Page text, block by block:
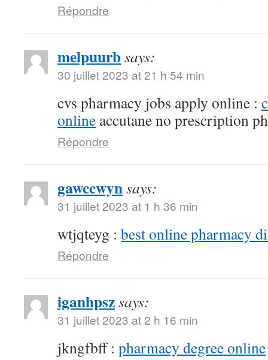
Répondre
melpuurbsays:
30 juillet 2023 at 21 h 54 min
cvs pharmacy jobs apply online :
online accutane no prescription
Répondre
gawccwynsays:
31 juillet 2023 at 1 h 36 min
wtjqteyg : best online pharmacy
Répondre
iganhpszsays:
31 juillet 2023 at 2 h 16 min
jkngfbff : pharmacy degree online